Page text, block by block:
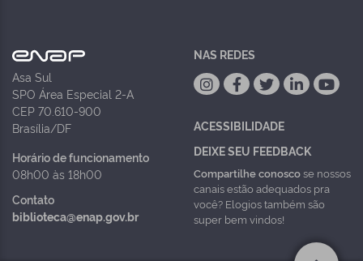
Asa Sul
SPO Área Especial 2-A
CEP 70.610-900
Brasília/DF
Horário de funcionamento
08h00 às 18h00
Contato
biblioteca@enap.gov.br
NAS REDES
ACESSIBILIDADE
DEIXE SEU FEEDBACK
Compartilhe conoscose nossos
canais estão adequados pra
você? Elogios também são
super bem vindos!